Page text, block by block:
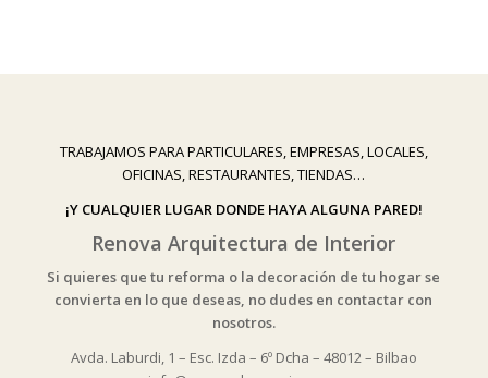
TRABAJAMOS PARA PARTICULARES, EMPRESAS, LOCALES,
OFICINAS, RESTAURANTES, TIENDAS…
¡Y CUALQUIER LUGAR DONDE HAYA ALGUNA PARED!
Renova Arquitectura de Interior
Si quieres que tu reforma o la decoración de tu hogar se
convierta en lo que deseas, no dudes en contactar con
nosotros.
Avda. Laburdi, 1 – Esc. Izda – 6º Dcha – 48012 – Bilbao